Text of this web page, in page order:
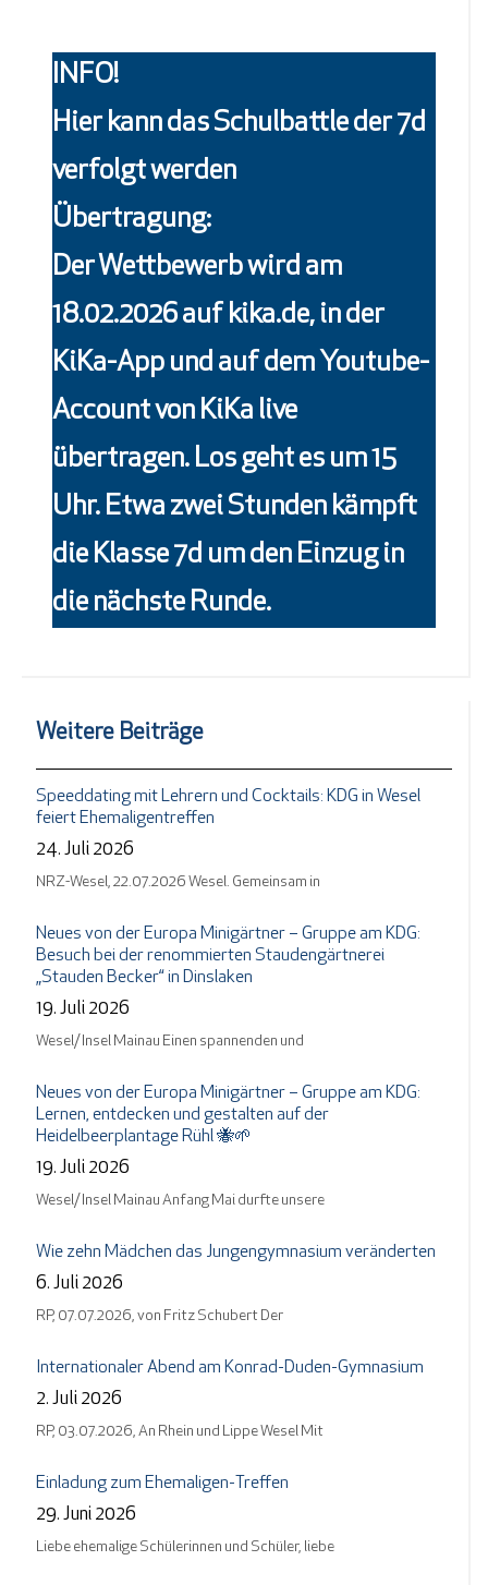
INFO!
Hier kann das Schulbattle der 7d
verfolgt werden
Übertragung:
Der Wettbewerb wird am
18.02.2026 auf kika.de, in der
KiKa-App und auf dem Youtube-
Account von KiKa live
übertragen. Los geht es um 15
Uhr. Etwa zwei Stunden kämpft
die Klasse 7d um den Einzug in
die nächste Runde.
Weitere Beiträge
Speeddating mit Lehrern und Cocktails: KDG in Wesel
feiert Ehemaligentreffen
24. Juli 2026
NRZ-Wesel, 22.07.2026 Wesel. Gemeinsam in
Neues von der Europa Minigärtner – Gruppe am KDG:
Besuch bei der renommierten Staudengärtnerei
„Stauden Becker“ in Dinslaken
19. Juli 2026
Wesel/ Insel Mainau Einen spannenden und
Neues von der Europa Minigärtner – Gruppe am KDG:
Lernen, entdecken und gestalten auf der
Heidelbeerplantage Rühl 🐝🌱
19. Juli 2026
Wesel/ Insel Mainau Anfang Mai durfte unsere
Wie zehn Mädchen das Jungengymnasium veränderten
6. Juli 2026
RP, 07.07.2026, von Fritz Schubert Der
Internationaler Abend am Konrad-Duden-Gymnasium
2. Juli 2026
RP, 03.07.2026, An Rhein und Lippe Wesel Mit
Einladung zum Ehemaligen-Treffen
29. Juni 2026
Liebe ehemalige Schülerinnen und Schüler, liebe